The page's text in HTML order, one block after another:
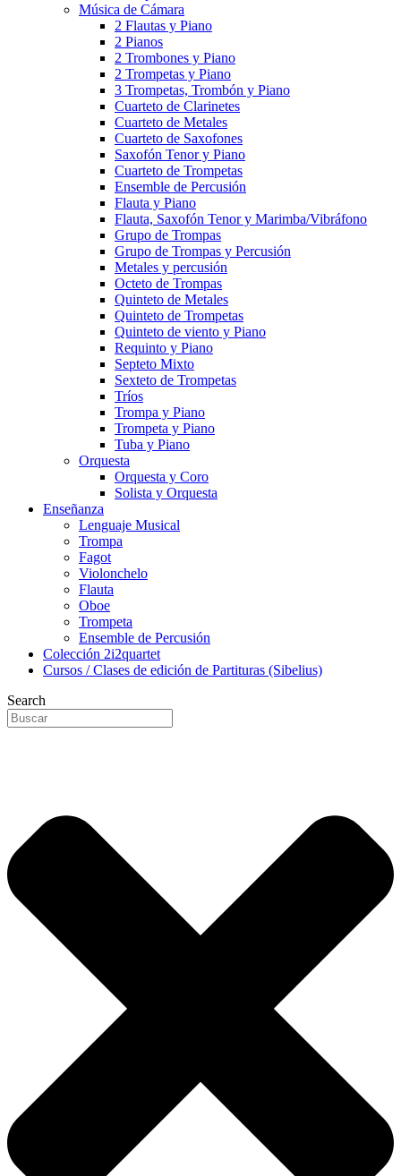
Música de Cámara
2 Flautas y Piano
2 Pianos
2 Trombones y Piano
2 Trompetas y Piano
3 Trompetas, Trombón y Piano
Cuarteto de Clarinetes
Cuarteto de Metales
Cuarteto de Saxofones
Saxofón Tenor y Piano
Cuarteto de Trompetas
Ensemble de Percusión
Flauta y Piano
Flauta, Saxofón Tenor y Marimba/Vibráfono
Grupo de Trompas
Grupo de Trompas y Percusión
Metales y percusión
Octeto de Trompas
Quinteto de Metales
Quinteto de Trompetas
Quinteto de viento y Piano
Requinto y Piano
Septeto Mixto
Sexteto de Trompetas
Tríos
Trompa y Piano
Trompeta y Piano
Tuba y Piano
Orquesta
Orquesta y Coro
Solista y Orquesta
Enseñanza
Lenguaje Musical
Trompa
Fagot
Violonchelo
Flauta
Oboe
Trompeta
Ensemble de Percusión
Colección 2i2quartet
Cursos / Clases de edición de Partituras (Sibelius)
Search